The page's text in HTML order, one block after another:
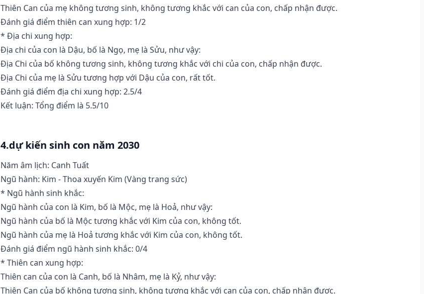
Thiên Can của mẹ không tương sinh, không tương khắc với can của con, chấp nhận được.
Đánh giá điểm thiên can xung hợp: 1/2
* Địa chi xung hợp:
Địa chi của con là Dậu, bố là Ngọ, mẹ là Sửu, như vậy:
Địa Chi của bố không tương sinh, không tương khắc với chi của con, chấp nhận được.
Địa Chi của mẹ là Sửu tương hợp với Dậu của con, rất tốt.
Đánh giá điểm địa chi xung hợp: 2.5/4
Kết luận: Tổng điểm là 5.5/10
4.dự kiến sinh con năm 2030
Năm âm lịch: Canh Tuất
Ngũ hành: Kim - Thoa xuyến Kim (Vàng trang sức)
* Ngũ hành sinh khắc:
Ngũ hành của con là Kim, bố là Mộc, mẹ là Hoả, như vậy:
Ngũ hành của bố là Mộc tương khắc với Kim của con, không tốt.
Ngũ hành của mẹ là Hoả tương khắc với Kim của con, không tốt.
Đánh giá điểm ngũ hành sinh khắc: 0/4
* Thiên can xung hợp:
Thiên can của con là Canh, bố là Nhâm, mẹ là Kỷ, như vậy:
Thiên Can của bố không tương sinh, không tương khắc với can của con, chấp nhận được.